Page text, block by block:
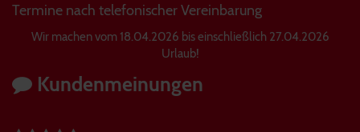
Termine nach telefonischer Vereinbarung
Wir machen vom 18.04.2026 bis einschließlich 27.04.2026
Urlaub!
Kundenmeinungen